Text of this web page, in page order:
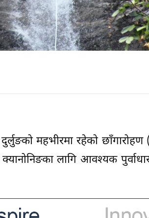
महभीरमा रहेको छाँगारोहण
लागि आवश्यक